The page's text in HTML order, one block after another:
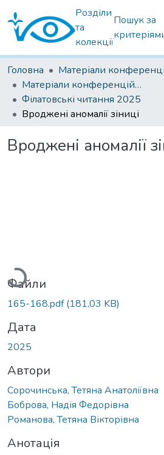
Розділи
та
колекції
Пошук за
Головна
Матеріали
Матеріали конференцій Інституту Філатова
Філатовські читання 2025
Вроджені аномалії зіниці
Вроджені аномалії
Вантажиться...
Файли
165-168.pdf(181,03 KB)
Дата
2025
Автори
Сорочинська, Тетяна Анатоліївна
Боброва, Надія Федорівна
Романова, Тетяна Вікторівна
Анотація